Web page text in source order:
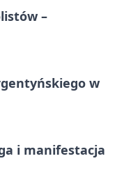
–
w
i manifestacja